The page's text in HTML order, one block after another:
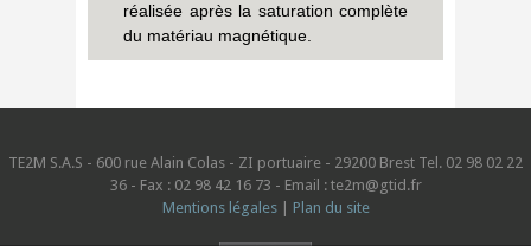
réalisée après la saturation complète
du matériau magnétique.
TE2M S.A.S - 600 rue Alain Colas - ZI portuaire - 29200 Brest Tel. 02 98 02 22
36 - Fax : 02 98 42 16 73 - Email : te2m@gtid.fr
Mentions légales| Plan du site